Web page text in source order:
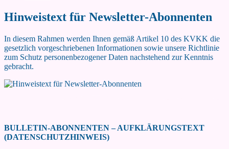
Hinweistext für Newsletter-Abonnenten
In diesem Rahmen werden Ihnen gemäß Artikel 10 des KVKK die
gesetzlich vorgeschriebenen Informationen sowie unsere Richtlinie
zum Schutz personenbezogener Daten nachstehend zur Kenntnis
gebracht.
BULLETIN-ABONNENTEN – AUFKLÄRUNGSTEXT
(DATENSCHUTZHINWEIS)